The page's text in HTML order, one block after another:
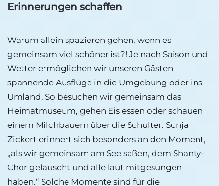
Erinnerungen schaffen
Warum allein spazieren gehen, wenn es
gemeinsam viel schöner ist?! Je nach Saison und
Wetter ermöglichen wir unseren Gästen
spannende Ausflüge in die Umgebung oder ins
Umland. So besuchen wir gemeinsam das
Heimatmuseum, gehen Eis essen oder schauen
einem Milchbauern über die Schulter. Sonja
Zickert erinnert sich besonders an den Moment,
„als wir gemeinsam am See saßen, dem Shanty-
Chor gelauscht und alle laut mitgesungen
haben.“ Solche Momente sind für die